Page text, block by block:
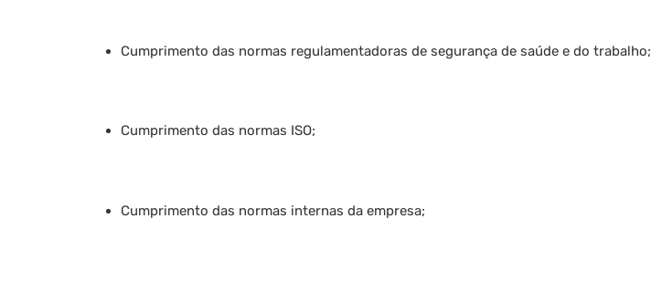
Cumprimento das normas regulamentadoras de segurança de saúde e do trabalho;
Cumprimento das normas ISO;
Cumprimento das normas internas da empresa;